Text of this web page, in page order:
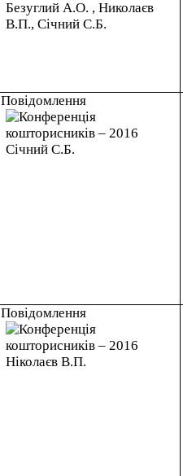
Повідомлення
Повідомлення